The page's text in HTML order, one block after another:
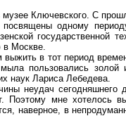
музее Ключевского. С
одному
государственной
Москве.
выжить в тот период
пользовались
наук Лариса Лебедева.
неудач сегодняшнего
Поэтому мне хотелось
наверное, в